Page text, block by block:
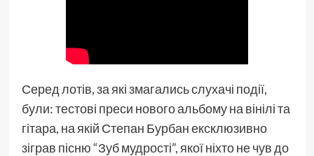
Серед лотів, за які змагались слухачі події,
були: тестові преси нового альбому на вінілі та
гітара, на якій Степан Бурбан ексклюзивно
зіграв пісню “Зуб мудрості”, якої ніхто не чув до